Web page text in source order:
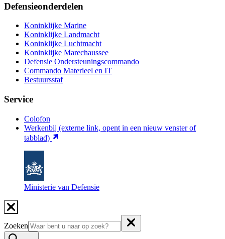
Defensieonderdelen
Koninklijke Marine
Koninklijke Landmacht
Koninklijke Luchtmacht
Koninklijke Marechaussee
Defensie Ondersteuningscommando
Commando Materieel en IT
Bestuursstaf
Service
Colofon
Werkenbij (externe link, opent in een nieuw venster of
tabblad)
Ministerie van Defensie
Zoeken